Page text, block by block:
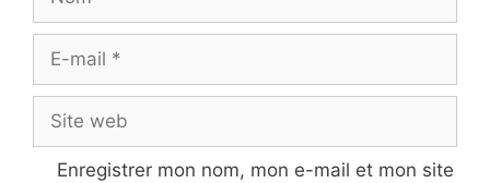
mail
web
Enregistrer mon nom, mon e-mail et mon site